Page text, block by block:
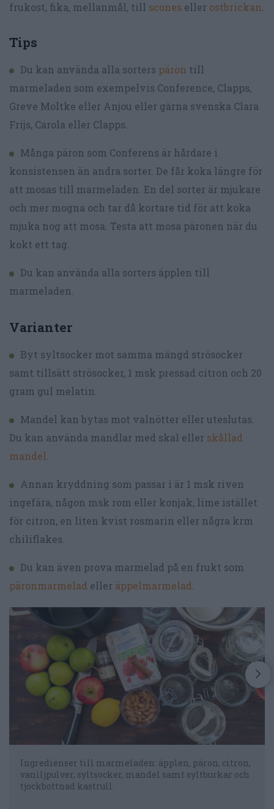
frukost, fika, mellanmål, till scones eller ostbrickan.
Tips
Du kan använda alla sorters päron till
marmeladen som exempelvis Conference, Clapps,
Greve Moltke eller Anjou eller gärna svenska Clara
Frijs, Carola eller Clapps.
Många päron som Conferens är hårdare i
konsistensen än andra sorter. De får koka längre för
att mosas till marmeladen. En del sorter är mjukare
och mer mogna och tar då kortare tid för att koka
mjuka nog att mosa. Testa att mosa päronen när du
kokt ett tag.
Du kan använda alla sorters äpplen till
marmeladen.
Varianter
Byt syltsocker mot samma mängd strösocker
samt tillsätt strösocker, 1 msk pressad citron och 20
gram gul melatin.
Mandel kan bytas mot valnötter eller uteslutas.
Du kan använda mandlar med skal eller skållad
mandel.
Annan kryddning som passar i är 1 msk riven
ingefära, någon msk rom eller konjak, lime istället
för citron, en liten kvist rosmarin eller några krm
chiliflakes.
Du kan även prova marmelad på en frukt som
päronmarmelad eller äppelmarmelad.
Ingredienser till marmeladen: äpplen, päron, citron,
vaniljpulver, syltsocker, mandel samt syltburkar och
tjockbottnad kastrull.